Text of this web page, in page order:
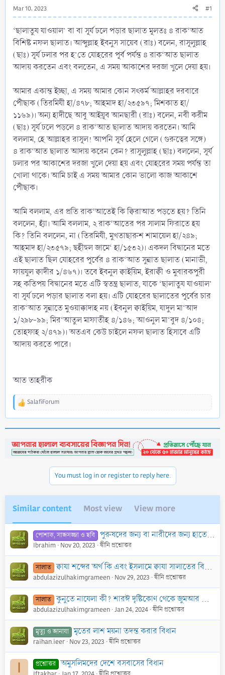
Mar 10, 2023 #1
‘ছালাতুয যাওয়াল’ বা বা সূর্য ঢলে পড়ার ছালাত মূলতঃ ৪ রাক‘আত
বিশিষ্ট নফল ছালাত। আব্দুল্লাহ ইবনুস সায়েব (রাঃ) বলেন, রাসূলুল্লাহ
(ছাঃ) সূর্য ঢলার পর হ’তে যোহরের পূর্ব পর্যন্ত ৪ রাক‘আত ছালাত
আদায় করতেন এবং বলতেন, এ সময় আকাশের দরজা খুলে দেয়া হয়।
আমার একান্ত ইচ্ছা, এ সময় আমার কোন সৎকর্ম আল্লাহর দরবারে
পৌঁছাক (তিরমিযী হা/৪৭৮; আহমাদ হা/২৩৫৯৭; মিশকাত হা/
১১৬৯)। অন্য হাদীছে আবু আইয়ূব আনছারী (রাঃ) বলেন, নবী করীম
(ছাঃ) সূর্য ঢলে পড়লে ৪ রাক‘আত ছালাত আদায় করতেন। আমি
বললাম, হে আল্লাহর রাসূল! আপনি সূর্য হেলে গেলে (গুরুত্বের সঙ্গে)
৪ রাক‘আত ছালাত আদায় করেন কেন? রাসূলুল্লাহ (ছাঃ) বললেন, সূর্য
ঢলার পর আকাশের দরজা খুলে দেয়া হয় এবং যোহরের সময় পর্যন্ত তা
খোলা থাকে। আমি চাই এ সময় আমার কোন ভালো কাজ আকাশে
পৌঁছাক।
আমি বললাম, এর প্রতি রাক‘আতেই কি ক্বিরাআত পড়তে হয়? তিনি
বললেন, হ্যাঁ। আমি বললাম, ২ রাক‘আতের পর সালাম ফিরাতে হয়
কি? তিনি বললেন, না (তিরমিযী, মুখতাছারুশ শামায়েল হা/২৪৯;
আহমাদ হা/২৩৫৭৯; ছহীহুল জামে‘ হা/১৫৩২)। একদল বিদ্বানের মতে
এই ছালাত ছিল যোহরের পূর্বের ৪ রাক‘আত সুন্নাত ছালাত (মানাভী,
ফায়যুল ক্বাদীর ১/৪৬৭)। তবে ইবনুল ক্বাইয়িম, ইরাক্বী ও মুবারকপুরী
সহ কতিপয় বিদ্বানের মতে এটি স্বতন্ত্র ছালাত, যাকে ‘ছালাতুয যাওয়াল’
বা সূর্য ঢলে পড়ার ছালাত বলা হয়। এটি যোহরের ছালাতের পূর্বের চার
রাক‘আত সুন্নাতে মুওয়াক্কাদাহ নয় (ইবনুল ক্বাইয়িম, যাদুল মা‘আদ
১/২৯৮-৯৯; মির‘আতুল মাফাতীহ ৪/১৪৬; আওনুল মা‘বুদ ৪/১০৪;
তোহফাহ ২/৪৭৯)। অতএব কেউ চাইলে নফল ছালাত হিসাবে এটি
আদায় করতে পারে।
আত তাহরীক
R
t
i
SalafiForum
You must log in or register to reply here.
Similar content Most view View more
পোশাক, সাজসজ্জা ও ছবি পুরুষদের জন্য বা নারীদের জন্য হাতে বা পায়ে মেহেদি ব্যবহার করার বিধান
Ibrahim Nov 20, 2023 দ্বীনি প্রশ্নোত্তর
সালাত ক্বাযা শব্দের অর্থ কি এবং ইসলামে ক্বাযা সালাতের বিধান কী?
abdulazizulhakimgrameen Nov 29, 2023 দ্বীনি প্রশ্নোত্তর
সালাত কুনুতে নাযেলা কী? শারঈ দৃষ্টিকোণ থেকে জুমআর সালাতে কুনূত নাযেলা পড়ার বিধান কী?
abdulazizulhakimgrameen Jan 24, 2024 দ্বীনি প্রশ্নোত্তর
মৃত্যু ও জানাযা মৃতের লাশ ময়না তদন্ত করার বিধান
raihan.ieer Nov 23, 2023 দ্বীনি প্রশ্নোত্তর
I প্রশ্নোত্তর অমুসলিমদের দেশে বসবাসের বিধান